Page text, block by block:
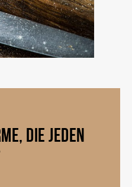
DIE JEDEN